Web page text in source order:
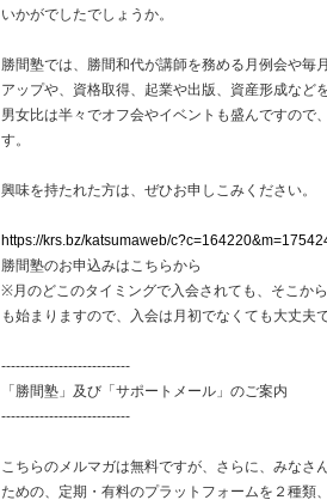
いかがでしたでしょうか。
勝間塾では、勝間和代が講師を務める月例会や毎
アップや、資格取得、起業や出版、資産形成など
男女比は半々でオフ会やイベントも盛んですので
す。
興味を持たれた方は、ぜひお申しこみください。
https://krs.bz/katsumaweb/
勝間塾のお申込みはこちらから
※月のどこのタイミングで入会されても、そこか
も始まりますので、入会は月初でなくても大丈夫で
---------------------------
「勝間塾」及び「サポートメール」のご案内
---------------------------
こちらのメルマガは無料ですが、さらに、みなさ
ための、定期・有料のプラットフォームを２種類